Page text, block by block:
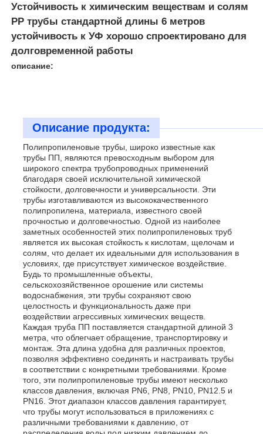
Продукция
О Компании
Наша фабрика
контроль качества
контактные данные
Новости
Все случаи
Отправить запрос
Доска PP пластиковая
Устойчивость к химическим веществам и солям
PP трубы стандартной длины 6 метров
устойчивость к УФ хорошо спроектировано для
долговременной работы
описание:
Описание продукта:
Полипропиленовые трубы, широко известные как
трубы ПП, являются превосходным выбором для
широкого спектра трубопроводных применений
благодаря своей исключительной химической
стойкости, долговечности и универсальности. Эти
трубы изготавливаются из высококачественного
полипропилена, материала, известного своей
прочностью и долговечностью. Одной из наиболее
заметных особенностей этих полипропиленовых труб
является их высокая стойкость к кислотам, щелочам и
солям, что делает их идеальными для использования в
условиях, где присутствует химическое воздействие.
Будь то промышленные объекты,
сельскохозяйственное орошение или системы
водоснабжения, эти трубы сохраняют свою
целостность и функциональность даже при
воздействии агрессивных химических веществ.
Каждая труба ПП поставляется стандартной длиной 3
метра, что облегчает обращение, транспортировку и
монтаж. Эта длина удобна для различных проектов,
позволяя эффективно соединять и настраивать трубы
в соответствии с конкретными требованиями. Кроме
того, эти полипропиленовые трубы имеют несколько
классов давления, включая PN6, PN8, PN10, PN12.5 и
PN16. Этот диапазон классов давления гарантирует,
что трубы могут использоваться в приложениях с
различными требованиями к давлению, от